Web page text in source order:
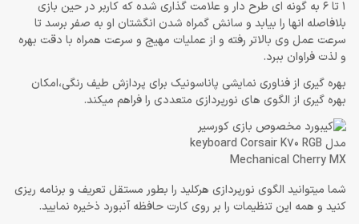
1 تا 6 به گونه ای طرح دار و علامت گذاری شده که کاربر در حین بازی
بلافاصله انها را بیابد و سانش گمراه شدن انگشتان او به صفر برسد تا
سرعت عمل وی بالاتر رفته و از عملیات مهیج و سرعت همراه با دقت بهره
و لذت فراوان ببرد.
بهره گیری از فناوری نمایشی پاناسونیک برای پردازش طیف رنگی،امکان
بهره گیری از الگوی های نورپردازی متعددی را فراهم میکند.
شما میتوانید الگوی نورپردازی هرکلید را بطور مستقل تعریف و برنامه ریزی
کنید و همه این تنظیمات را بر روی کارت حافظه آنبورد ذخیره نمایید.